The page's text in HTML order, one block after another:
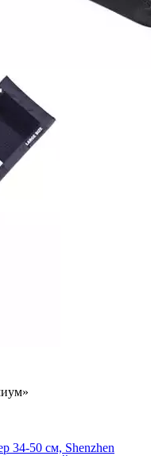
34-50 см, Shenzhen